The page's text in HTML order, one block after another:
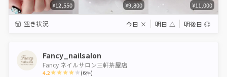
¥12,550 ¥9,800 ¥11,000
空き状況 今日 × 明日 △ 明後日 ◎
Fancy_nailsalon
Fancy ネイルサロン三軒茶屋店
4.2 (6件)